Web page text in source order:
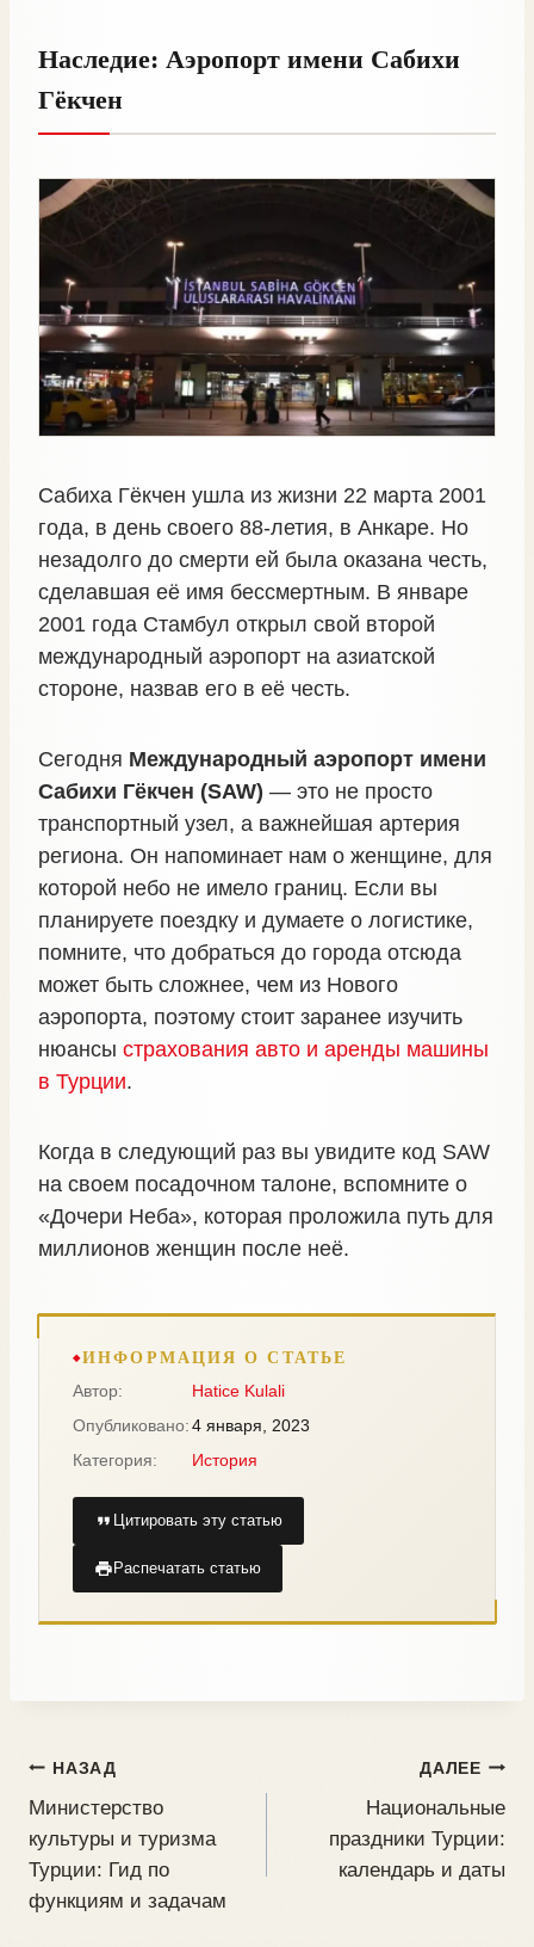
Наследие: Аэропорт имени Сабихи
Гёкчен
Сабиха Гёкчен ушла из жизни 22 марта 2001
года, в день своего 88-летия, в Анкаре. Но
незадолго до смерти ей была оказана честь,
сделавшая её имя бессмертным. В январе
2001 года Стамбул открыл свой второй
международный аэропорт на азиатской
стороне, назвав его в её честь.
Сегодня Международный аэропорт имени
Сабихи Гёкчен (SAW) — это не просто
транспортный узел, а важнейшая артерия
региона. Он напоминает нам о женщине, для
которой небо не имело границ. Если вы
планируете поездку и думаете о логистике,
помните, что добраться до города отсюда
может быть сложнее, чем из Нового
аэропорта, поэтому стоит заранее изучить
нюансы страхования авто и аренды машины
в Турции.
Когда в следующий раз вы увидите код SAW
на своем посадочном талоне, вспомните о
«Дочери Неба», которая проложила путь для
миллионов женщин после неё.
ИНФОРМАЦИЯ О СТАТЬЕ
Автор:
Hatice Kulali
Опубликовано:4 января, 2023
Категория:
История
Цитировать эту статью
Распечатать статью
НАЗАД
Министерство
культуры и туризма
Турции: Гид по
функциям и задачам
ДАЛЕЕ
Национальные
праздники Турции:
календарь и даты